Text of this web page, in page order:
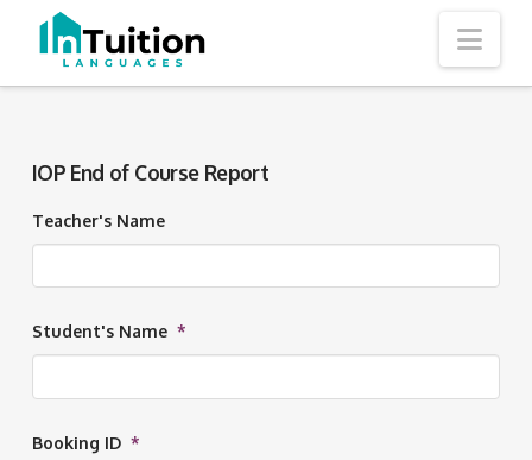
IOP End of Course Report
Teacher's Name
Student's Name *
Booking ID *